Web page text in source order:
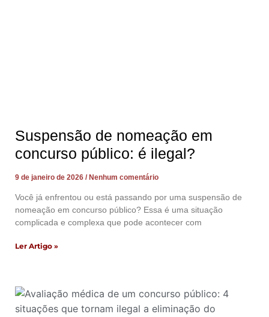
Suspensão de nomeação em
concurso público: é ilegal?
9 de janeiro de 2026 Nenhum comentário
Você já enfrentou ou está passando por uma suspensão de
nomeação em concurso público? Essa é uma situação
complicada e complexa que pode acontecer com
Ler Artigo »